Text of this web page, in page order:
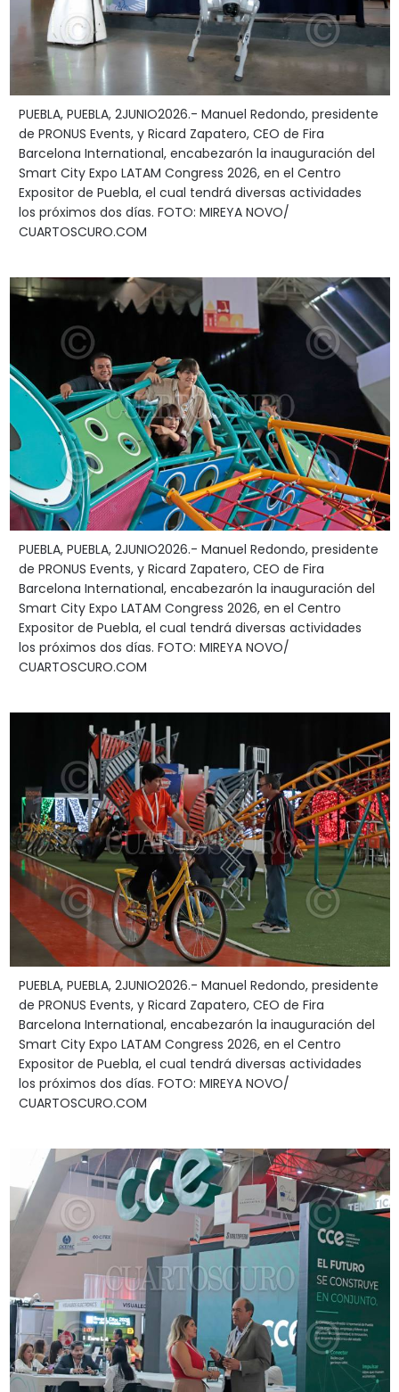
PUEBLA, PUEBLA, 2JUNIO2026.- Manuel Redondo, presidente
de PRONUS Events, y Ricard Zapatero, CEO de Fira
Barcelona International, encabezarón la inauguración del
Smart City Expo LATAM Congress 2026, en el Centro
Expositor de Puebla, el cual tendrá diversas actividades
los próximos dos días. FOTO: MIREYA NOVO/
CUARTOSCURO.COM
PUEBLA, PUEBLA, 2JUNIO2026.- Manuel Redondo, presidente
de PRONUS Events, y Ricard Zapatero, CEO de Fira
Barcelona International, encabezarón la inauguración del
Smart City Expo LATAM Congress 2026, en el Centro
Expositor de Puebla, el cual tendrá diversas actividades
los próximos dos días. FOTO: MIREYA NOVO/
CUARTOSCURO.COM
PUEBLA, PUEBLA, 2JUNIO2026.- Manuel Redondo, presidente
de PRONUS Events, y Ricard Zapatero, CEO de Fira
Barcelona International, encabezarón la inauguración del
Smart City Expo LATAM Congress 2026, en el Centro
Expositor de Puebla, el cual tendrá diversas actividades
los próximos dos días. FOTO: MIREYA NOVO/
CUARTOSCURO.COM